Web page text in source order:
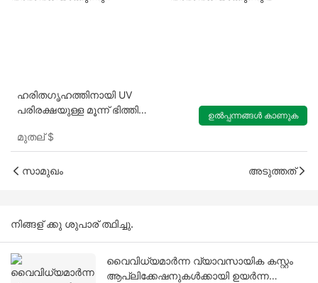
ഹരിതഗൃഹത്തിനായി UV
പരിരക്ഷയുള്ള മൂന്ന് ഭിത്തി
വൃത്തിയാക്കുക
മുതല്$
ഉൽപ്പന്നങ്ങൾ കാണുക
സാമുഖം അടുത്തത്
നിങ്ങള് ക്കു ശുപാര് ത്ഥിച്ചു.
വൈവിധ്യമാർന്ന വ്യാവസായിക കസ്റ്റം
ആപ്ലിക്കേഷനുകൾക്കായി ഉയർന്ന